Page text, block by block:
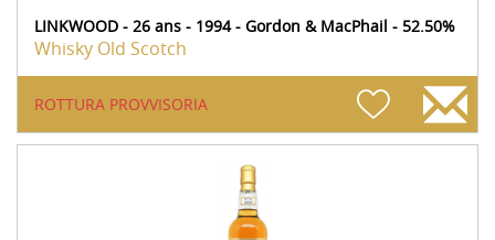
LINKWOOD - 26 ans - 1994 - Gordon & MacPhail - 52.50%
Whisky Old Scotch
ROTTURA PROVVISORIA